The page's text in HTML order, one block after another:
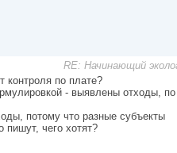
RE: Начинающий
по плате?
- выявлены отходы,
потому что разные субъекты
пишут, чего хотят?